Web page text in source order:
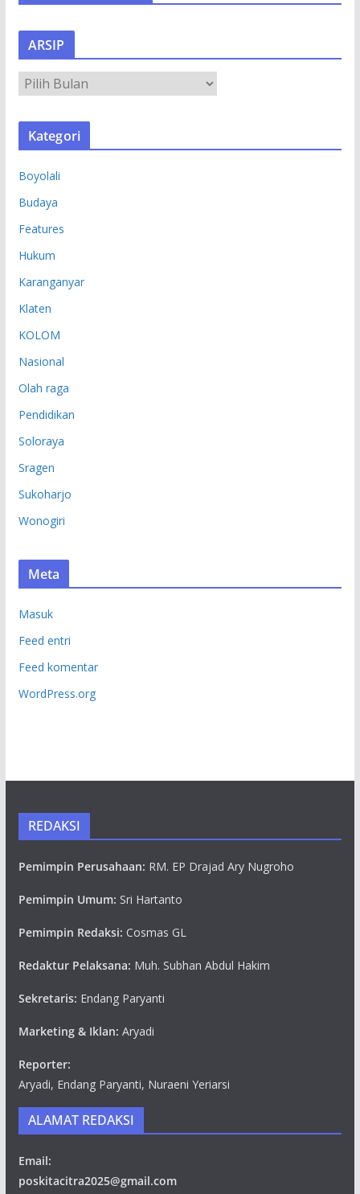
ARSIP
R
S
Kategori
Boyolali
Budaya
Features
Hukum
Karanganyar
Klaten
KOLOM
Nasional
Olah raga
Pendidikan
Soloraya
Sragen
Sukoharjo
Wonogiri
Meta
Masuk
Feed entri
Feed komentar
WordPress.org
REDAKSI
Pemimpin Perusahaan: RM. EP Drajad Ary Nugroho
Pemimpin Umum: Sri Hartanto
Pemimpin Redaksi: Cosmas GL
Redaktur Pelaksana: Muh. Subhan Abdul Hakim
Sekretaris: Endang Paryanti
Marketing & Iklan: Aryadi
Reporter:
Aryadi, Endang Paryanti, Nuraeni Yeriarsi
ALAMAT REDAKSI
Email:
poskitacitra2025@gmail.com